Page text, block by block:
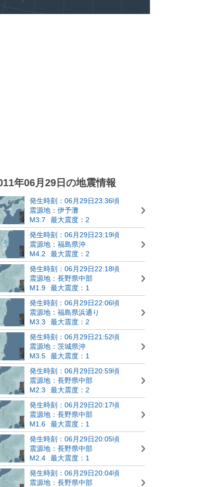
年06月29日の地震情報
発生時刻：06月29日23:36頃
震源地：伊予灘
M3.7
最大震度：2
発生時刻：06月29日23:19頃
震源地：福島県沖
M4.2
最大震度：2
発生時刻：06月29日22:18頃
震源地：長野県中部
M1.9
最大震度：1
発生時刻：06月29日22:06頃
震源地：福島県浜通り
M3.3
最大震度：2
発生時刻：06月29日21:52頃
震源地：茨城県沖
M3.5
最大震度：1
発生時刻：06月29日20:59頃
震源地：長野県中部
M2.3
最大震度：2
発生時刻：06月29日20:17頃
震源地：長野県中部
M1.6
最大震度：1
発生時刻：06月29日20:05頃
震源地：長野県中部
M2.4
最大震度：1
発生時刻：06月29日20:04頃
震源地：長野県中部